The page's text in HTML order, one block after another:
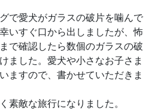
で愛犬がガラスの破片を噛んで
いすぐ口から出しましたが、怖
で確認したら数個のガラスの破
ました。愛犬や小さなお子さま
ますので、書かせていただきま
素敵な旅行になりました。